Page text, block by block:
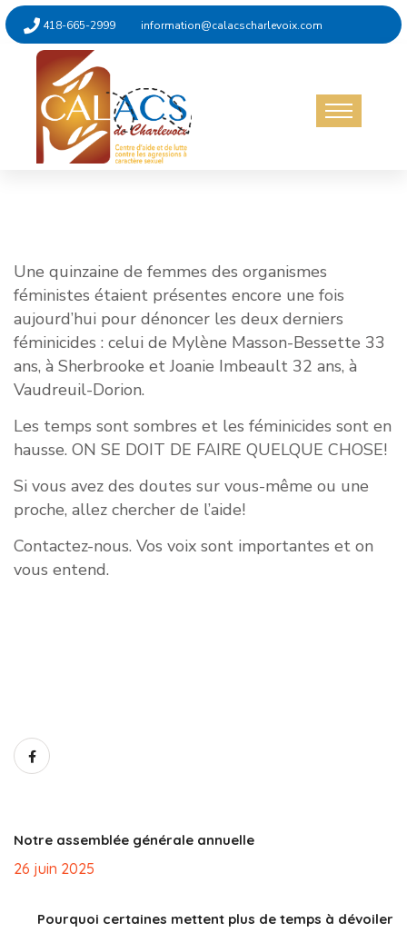
418-665-2999 information@calacscharlevoix.com
Non catégorisé
Une quinzaine de femmes des organismes
féministes étaient présentes encore une fois
aujourd’hui pour dénoncer les deux derniers
féminicides : celui de Mylène Masson-Bessette 33
ans, à Sherbrooke et Joanie Imbeault 32 ans, à
Vaudreuil-Dorion.
Les temps sont sombres et les féminicides sont en
hausse. ON SE DOIT DE FAIRE QUELQUE CHOSE!
Si vous avez des doutes sur vous-même ou une
proche, allez chercher de l’aide!
Contactez-nous. Vos voix sont importantes et on
vous entend.
Notre assemblée générale annuelle
26 juin 2025
Pourquoi certaines mettent plus de temps à dévoiler